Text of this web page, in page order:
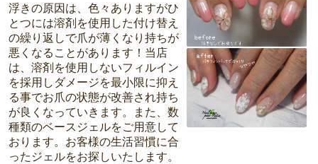
浮きの原因は、色々ありますがひ
とつには溶剤を使用した付け替え
の繰り返しで爪が薄くなり持ちが
悪くなることがあります！当店
は、溶剤を使用しないフィルイン
を採用しダメージを最小限に抑え
る事でお爪の状態が改善され持ち
が良くなっていきます。また、数
種類のベースジェルをご用意して
おります。お客様の生活習慣に合
ったジェルをお探しいたします。